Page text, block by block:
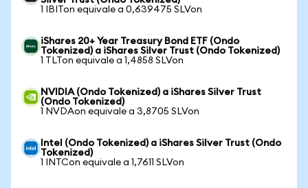
1 IBITon equivale a 0,639475 SLVon
iShares 20+ Year Treasury Bond ETF (Ondo
Tokenized) a iShares Silver Trust (Ondo Tokenized)
1 TLTon equivale a 1,4858 SLVon
NVIDIA (Ondo Tokenized) a iShares Silver Trust
(Ondo Tokenized)
1 NVDAon equivale a 3,8705 SLVon
Intel (Ondo Tokenized) a iShares Silver Trust (Ondo
Tokenized)
1 INTCon equivale a 1,7611 SLVon